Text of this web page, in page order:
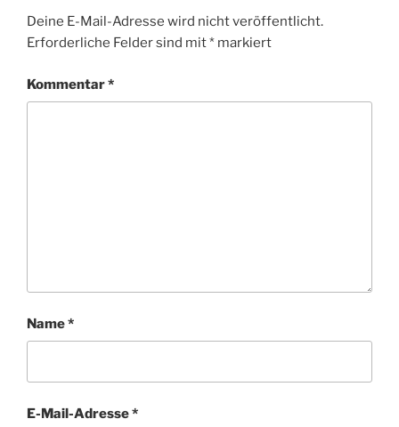
Deine E-Mail-Adresse wird nicht veröffentlicht.
Erforderliche Felder sind mit* markiert
Kommentar*
Name*
E-Mail-Adresse*